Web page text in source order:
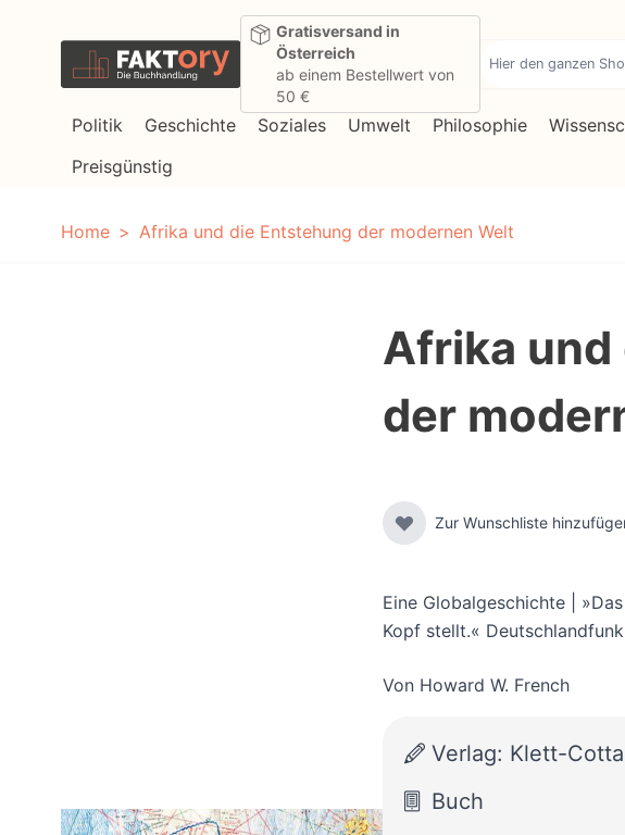
Gratisversand in
Österreich
ab einem Bestellwert von
50 €
Politik Geschichte Soziales Umwelt Philosophie
Preisgünstig
Home Afrika und die Entstehung der modernen Welt
Afrika und
der
Zur Wunschliste
Eine Globalgeschichte |
Kopf stellt.«
Von Howard W. French
Verlag: Klett-Cotta
Buch